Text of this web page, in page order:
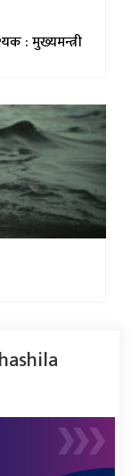
: मुख्यमन्त्री